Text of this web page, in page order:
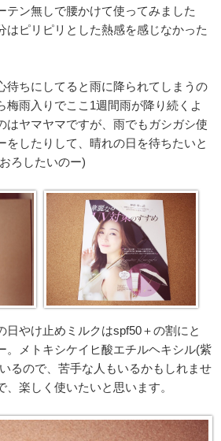
テン無しで腰かけて使ってみました
はピリピリとした熱感を感じなかった
待ちにしてると雨に降られてしまうの
梅雨入りでここ1週間雨が降り続くよ
はヤマヤマですが、雨でもガシガシ使
をしたりして、晴れの日を待ちたいと
ろしたいのー)
日やけ止めミルクはspf50＋の割にと
。メトキシケイヒ酸エチルヘキシル(紫
るので、苦手な人もいるかもしれませ
、楽しく使いたいと思います。